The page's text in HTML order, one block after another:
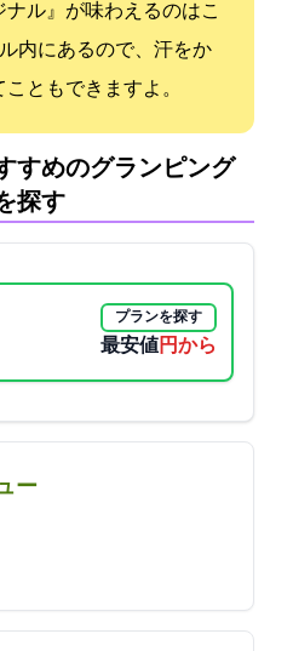
BBQ』が味わえるのはこ
内にあるので、汗をか
ともできますよ。
すめのグランピング
探す
プランを探す
最安値16170円から
ー